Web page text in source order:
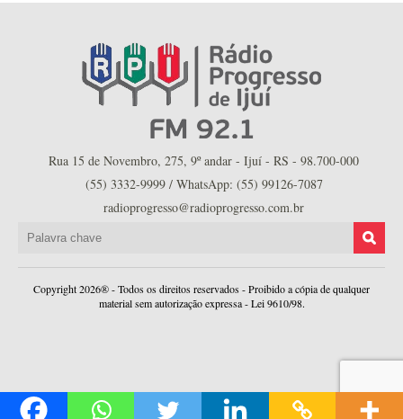
Rua 15 de Novembro, 275, 9º andar - Ijuí - RS - 98.700-000
(55) 3332-9999 / WhatsApp: (55) 99126-7087
radioprogresso@radioprogresso.com.br
Copyright 2026® - Todos os direitos reservados - Proibido a cópia de qualquer
material sem autorização expressa - Lei 9610/98.